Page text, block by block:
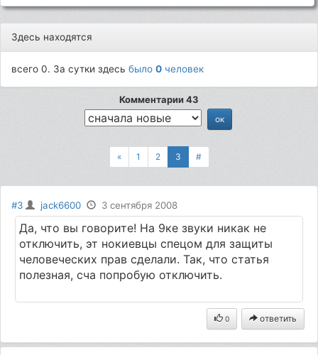
Здесь находятся
всего 0. За сутки здесьбыло0 человек
Комментарии 43
« 1 2 3 #
#3 jack6600 3 сентября 2008
Да, что вы говорите! На 9ке звуки никак не
отключить, эт нокиевцы спецом для защиты
человеческих прав сделали. Так, что статья
полезная, сча попробую отключить.
0 ответить